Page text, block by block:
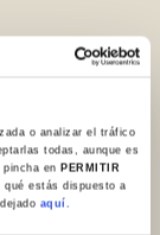
o analizar el tráfico
todas, aunque es
pincha enPERMITIR
qué estás dispuesto a
aquí.